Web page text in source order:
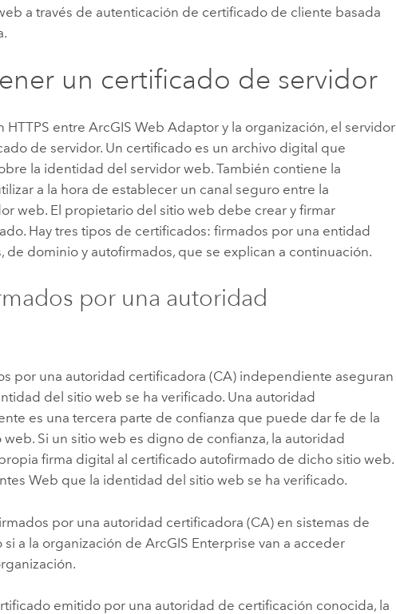
a través de autenticación de certificado de cliente basada
un certificado de servidor
HTTPS entreArcGIS Web Adaptor y la organización, el servidor
de servidor. Un certificado es un archivo digital que
la identidad del servidor web. También contiene la
a la hora de establecer un canal seguro entre la
web. El propietario del sitio web debe crear y firmar
Hay tres tipos de certificados: firmados por una entidad
de dominio y autofirmados, que se explican a continuación.
por una autoridad
por una autoridad certificadora (CA) independiente aseguran
del sitio web se ha verificado. Una autoridad
es una tercera parte de confianza que puede dar fe de la
Si un sitio web es digno de confianza, la autoridad
firma digital al certificado autofirmado de dicho sitio web.
Web que la identidad del sitio web se ha verificado.
por una autoridad certificadora (CA) en sistemas de
a la organización deArcGIS Enterprise van a acceder
emitido por una autoridad de certificación conocida, la